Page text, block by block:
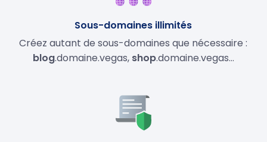
Sous-domaines illimités
Créez autant de sous-domaines que nécessaire :
blog.domaine.vegas, shop.domaine.vegas…